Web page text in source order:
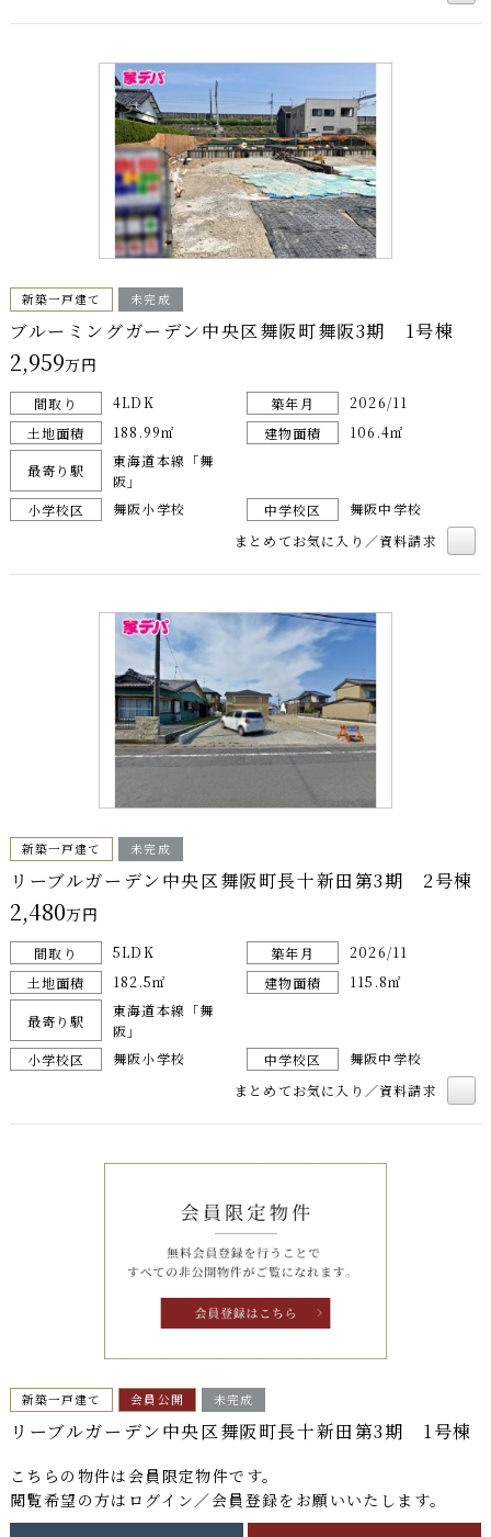
新築一戸建て 未完成
ブルーミングガーデン中央区舞阪町舞阪3期 1号棟
2,959万円
間取り 4LDK 築年月
2026/11
土地面積
188.99㎡ 建物面積 106.4㎡
最寄り駅
東海道本線「舞
阪」
小学校区
舞阪小学校 中学校区
舞阪中学校
まとめてお気に入り／資料請求
新築一戸建て 未完成
リーブルガーデン中央区舞阪町長十新田第3期 2号棟
2,480万円
間取り 5LDK 築年月
2026/11
土地面積
182.5㎡ 建物面積 115.8㎡
最寄り駅
東海道本線「舞
阪」
小学校区
舞阪小学校 中学校区
舞阪中学校
まとめてお気に入り／資料請求
新築一戸建て 会員公開 未完成
リーブルガーデン中央区舞阪町長十新田第3期 1号棟
こちらの物件は 会員限定物件です。
閲覧希望の方はログイン／会員登録をお願いいたします。